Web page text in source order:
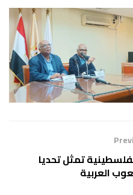
تمثل تحديا
العربية